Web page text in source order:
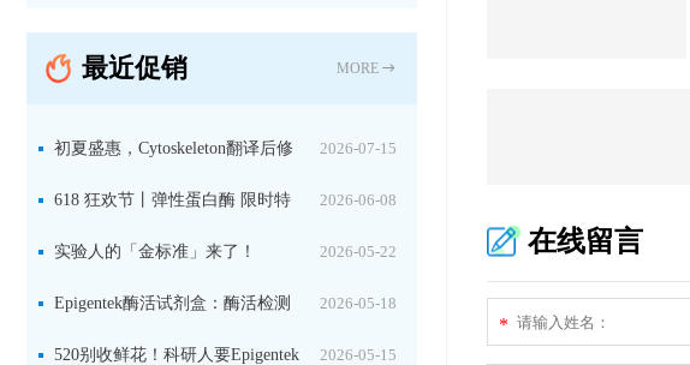
在线留言
*
最近促销 MORE
2026-07-15
初夏盛惠，Cytoskeleton翻译后修
饰（PTM）产品线放价啦！ 2026-06-08
618 狂欢节丨弹性蛋白酶 限时特
惠 2026-05-22
实验人的「金标准」来了！
Jackson 二抗精选限时一口价，手慢无！2026-05-18
Epigentek酶活试剂盒：酶活检测
+抑制剂筛选双赋能，下单即赠京东卡2026-05-15
520别收鲜花！科研人要Epigentek